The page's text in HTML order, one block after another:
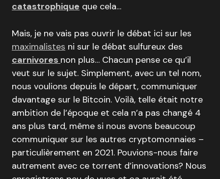
catastrophique que cela…
Mais, je ne vais pas ouvrir le débat ici sur les
maximalistes ni sur le débat sulfureux des
carnivores non plus… Chacun pense ce qu’il
veut sur le sujet. Simplement, avec un tel nom,
nous voulions depuis le départ, communiquer
davantage sur le Bitcoin. Voilà, telle était notre
ambition de l’époque et cela n’a pas changé 4
ans plus tard, même si nous avons beaucoup
communiquer sur les autres cryptomonnaies –
particulièrement en 2021. Pouvions-nous faire
autrement avec ce torrent d’innovations? Nous